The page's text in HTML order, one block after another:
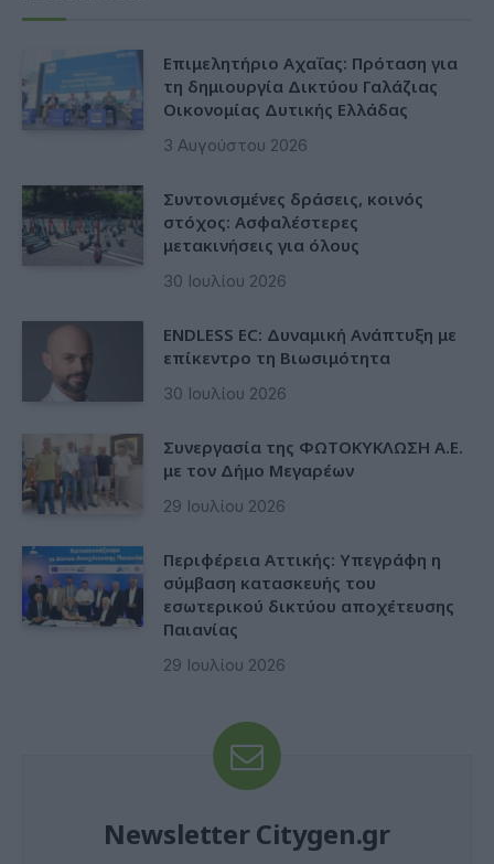
Επιμελητήριο Αχαΐας: Πρόταση για
τη δημιουργία Δικτύου Γαλάζιας
Οικονομίας Δυτικής Ελλάδας
3 Αυγούστου 2026
Συντονισμένες δράσεις, κοινός
στόχος: Ασφαλέστερες
μετακινήσεις για όλους
30 Ιουλίου 2026
ENDLESS EC: Δυναμική Ανάπτυξη με
επίκεντρο τη Βιωσιμότητα
30 Ιουλίου 2026
Συνεργασία της ΦΩΤΟΚΥΚΛΩΣΗ Α.Ε.
με τον Δήμο Μεγαρέων
29 Ιουλίου 2026
Περιφέρεια Αττικής: Υπεγράφη η
σύμβαση κατασκευής του
εσωτερικού δικτύου αποχέτευσης
Παιανίας
29 Ιουλίου 2026
Newsletter Citygen.gr